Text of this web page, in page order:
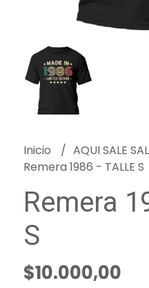
Inicio
AQUI SALE
Remera 1986 - TALLE S
Remera
S
$10.000,00